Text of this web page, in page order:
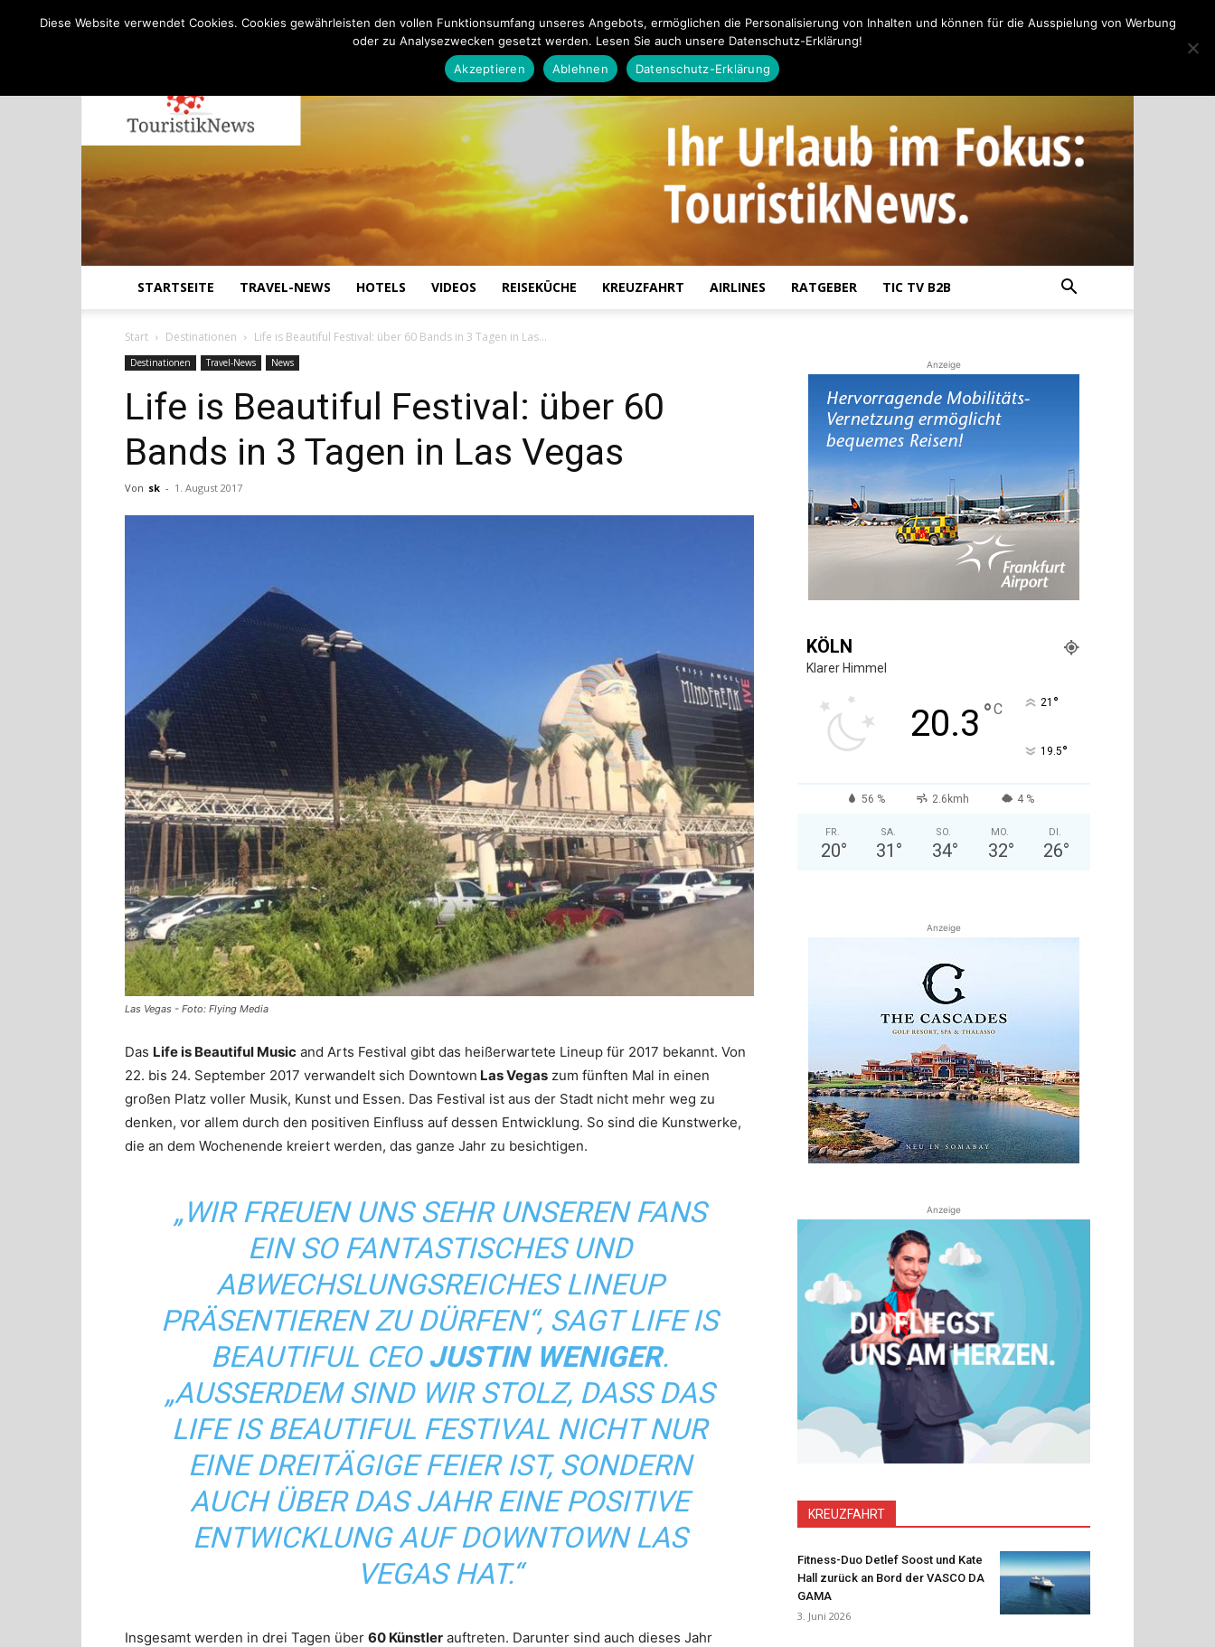
und
Reiseempfehlungen.
STARTSEITE TRAVEL-NEWS HOTELS VIDEOS REISEKÜCHE KREUZFAHRT AIRLINES RATGEBER TIC TV B2B
Start Destinationen Life is Beautiful Festival: über 60 Bands in 3 Tagen in Las...
Destinationen Travel-News News
Life is Beautiful Festival: über 60
Bands in 3 Tagen in Las Vegas
Von sk - 1. August 2017
Las Vegas - Foto: Flying Media
Das Life is Beautiful Music and Arts Festival gibt das heißerwartete Lineup für 2017 bekannt. Von
22. bis 24. September 2017 verwandelt sich Downtown Las Vegas zum fünften Mal in einen
großen Platz voller Musik, Kunst und Essen. Das Festival ist aus der Stadt nicht mehr weg zu
denken, vor allem durch den positiven Einfluss auf dessen Entwicklung. So sind die Kunstwerke,
die an dem Wochenende kreiert werden, das ganze Jahr zu besichtigen.
„WIR FREUEN UNS SEHR UNSEREN FANS
EIN SO FANTASTISCHES UND
ABWECHSLUNGSREICHES LINEUP
PRÄSENTIEREN ZU DÜRFEN“, SAGT LIFE IS
BEAUTIFUL CEOJUSTIN WENIGER.
„AUSSERDEM SIND WIR STOLZ, DASS DAS L
IFE IS BEAUTIFUL FESTIVAL NICHT NUR E
INE DREITÄGIGE FEIER IST, SONDERN A
UCH ÜBER DAS JAHR EINE POSITIVE E
NTWICKLUNG AUF DOWNTOWN LAS V
EGAS HAT.“
Insgesamt werden in drei Tagen über 60 Künstler auftreten. Darunter sind auch dieses Jahr
Anzeige
KÖLN
Klarer Himmel
20.3 °C 21 °
19.5°
56 % 2.6kmh 4 %
FR.
20°
SA.
31 °
SO.
34°
MO.
32°
DI.
26°
Anzeige
Anzeige
KREUZFAHRT
Fitness-Duo Detlef Soost und Kate
Hall zurück an Bord der VASCO DA
GAMA
3. Juni 2026
Diese Website verwendet Cookies. Cookies gewährleisten den vollen Funktionsumfang unseres Angebots, ermöglichen die Personalisierung von Inhalten und können für die Ausspielung von Werbung
oder zu Analysezwecken gesetzt werden. Lesen Sie auch unsere Datenschutz-Erklärung!
Akzeptieren
Ablehnen Datenschutz-Erklärung